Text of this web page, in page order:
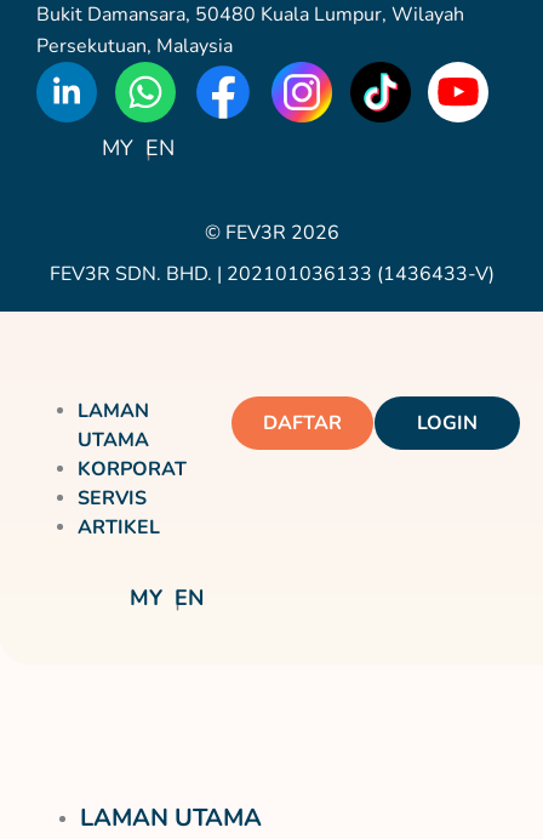
Bukit Damansara, 50480 Kuala Lumpur, Wilayah
Persekutuan, Malaysia
WhatsApp
Icon
MY EN
© FEV3R 2026
FEV3R SDN. BHD. | 202101036133 (1436433-V)
LAMAN
UTAMA
KORPORAT
SERVIS
ARTIKEL
DAFTAR LOGIN
MY EN
LAMAN UTAMA